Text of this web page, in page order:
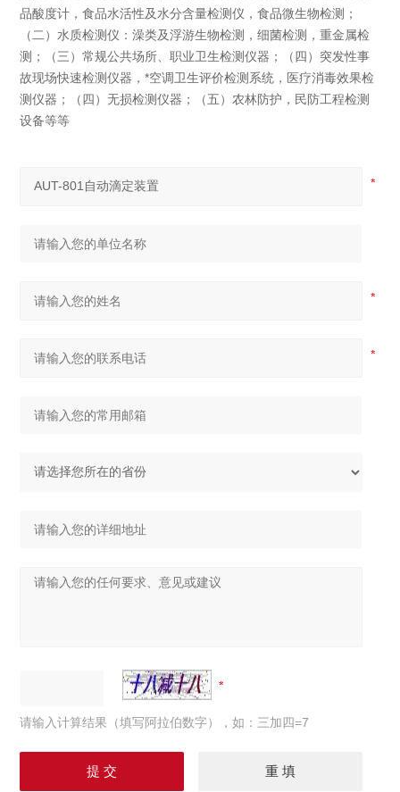
品酸度计，食品水活性及水分含量检测仪，食品微生物检测；
（二）水质检测仪：澡类及浮游生物检测，细菌检测，重金属检
测；（三）常规公共场所、职业卫生检测仪器；（四）突发性事
故现场快速检测仪器，*空调卫生评价检测系统，医疗消毒效果检
测仪器；（四）无损检测仪器；（五）农林防护，民防工程检测
设备等等
请输入计算结果（填写阿拉伯数字），如：三加四=7